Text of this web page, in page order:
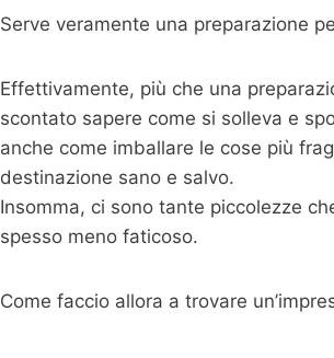
Serve veramente una preparazione
Effettivamente, più che una
scontato sapere come si solleva e
anche come imballare le cose più
destinazione sano e salvo.
Insomma, ci sono tante piccolezze
spesso meno faticoso.
Come faccio allora a trovare